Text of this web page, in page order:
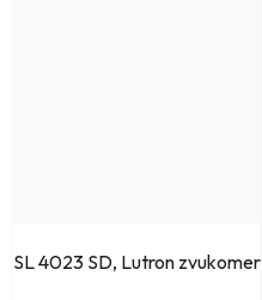
SL 4023 SD, Lutron zvukomer